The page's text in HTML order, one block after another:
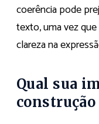
coerência pode
texto, uma vez
clareza na
Qual sua
construção